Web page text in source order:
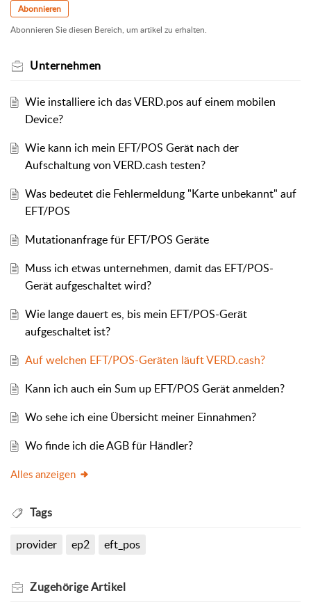
Abonnieren
Abonnieren Sie diesen Bereich, um artikel zu erhalten.
Unternehmen
Wie installiere ich das VERD.pos auf einem mobilen
Device?
Wie kann ich mein EFT/POS Gerät nach der
Aufschaltung von VERD.cash testen?
Was bedeutet die Fehlermeldung "Karte unbekannt" auf
EFT/POS
Mutationanfrage für EFT/POS Geräte
Muss ich etwas unternehmen, damit das EFT/POS-
Gerät aufgeschaltet wird?
Wie lange dauert es, bis mein EFT/POS-Gerät
aufgeschaltet ist?
Auf welchen EFT/POS-Geräten läuft VERD.cash?
Kann ich auch ein Sum up EFT/POS Gerät anmelden?
Wo sehe ich eine Übersicht meiner Einnahmen?
Wo finde ich die AGB für Händler?
Alles anzeigen
Tags
provider ep2 eft_pos
ZugehörigeArtikel